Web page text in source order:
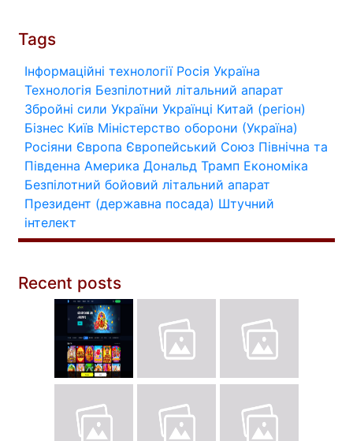
Tags
Інформаційні технології Росія Україна
Технологія Безпілотний літальний апарат
Збройні сили України Українці Китай (регіон)
Бізнес Київ Міністерство оборони (Україна)
Росіяни Європа Європейський Союз Північна та
Південна Америка Дональд Трамп Економіка
Безпілотний бойовий літальний апарат
Президент (державна посада) Штучний
інтелект
Recent posts